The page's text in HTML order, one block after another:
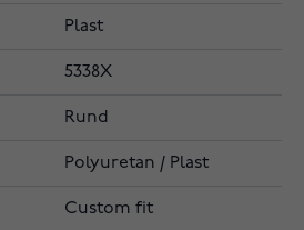
Plast
5338X
Rund
Polyuretan / Plast
Custom fit